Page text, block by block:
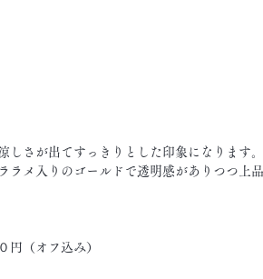
しさが出てすっきりとした印象になります。
ラメ入りのゴールドで透明感がありつつ上
円（オフ込み）